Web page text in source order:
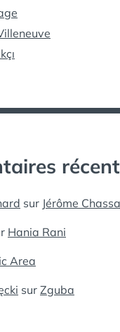
sur Jérôme
Hania Rani
Area
sur Zguba